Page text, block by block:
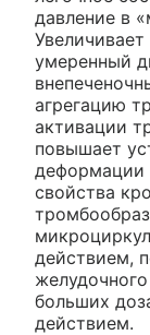
давление в
умеренный
агрегацию
активации
повышает
деформации
свойства
действием,
больших
действием.